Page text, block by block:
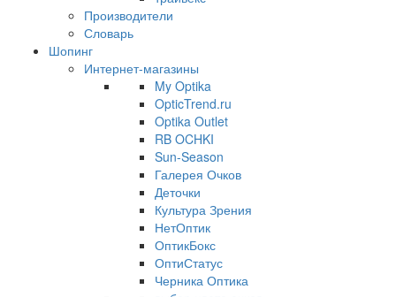
Производители
Словарь
Шопинг
Интернет-магазины
My Optika
OpticTrend.ru
Optika Outlet
RB OCHKI
Sun-Season
Галерея Очков
Деточки
Культура Зрения
НетОптик
ОптикБокс
ОптиСтатус
Черника Оптика